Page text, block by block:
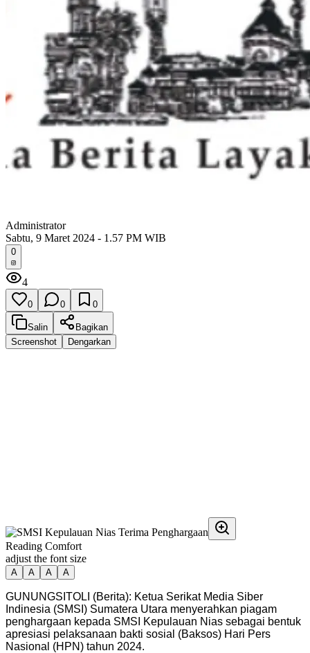
Administrator
Sabtu, 9 Maret 2024 - 1.57 PM WIB
0
4
0 0 0
Salin
Bagikan
Screenshot
Dengarkan
Reading Comfort
adjust the font size
A A A A
GUNUNGSITOLI (Berita): Ketua Serikat Media Siber
Indinesia (SMSI) Sumatera Utara menyerahkan piagam
penghargaan kepada SMSI Kepulauan Nias sebagai bentuk
apresiasi pelaksanaan bakti sosial (Baksos) Hari Pers
Nasional (HPN) tahun 2024.